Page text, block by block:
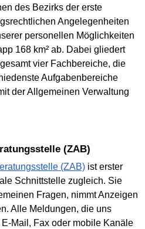
des Bezirks der erste
Angelegenheiten
personellen Möglichkeiten
168 km² ab. Dabei gliedert
vier Fachbereiche, die
Aufgabenbereiche
der Allgemeinen Verwaltung
(ZAB)
(ZAB) ist erster
Schnittstelle zugleich. Sie
Fragen, nimmt Anzeigen
Alle Meldungen, die uns
Mail, Fax oder mobile Kanäle